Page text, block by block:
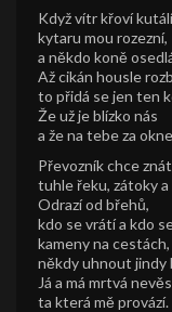
Když vítr křoví
kytaru mou rozezní,
a někdo koně
Až cikán housle
to přidá se jen ten
Že už je blízko nás
a že na tebe za
Převozník chce
tuhle řeku, zátoky
Odrazí od břehů,
kdo se vrátí a kdo
kameny na cestách,
někdy uhnout jindy
Já a má mrtvá
ta která mě provází.